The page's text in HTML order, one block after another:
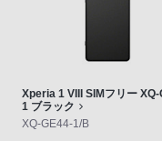
Xperia 1 VIII SIMフリー XQ-
1 ブラック
XQ-GE44-1/B